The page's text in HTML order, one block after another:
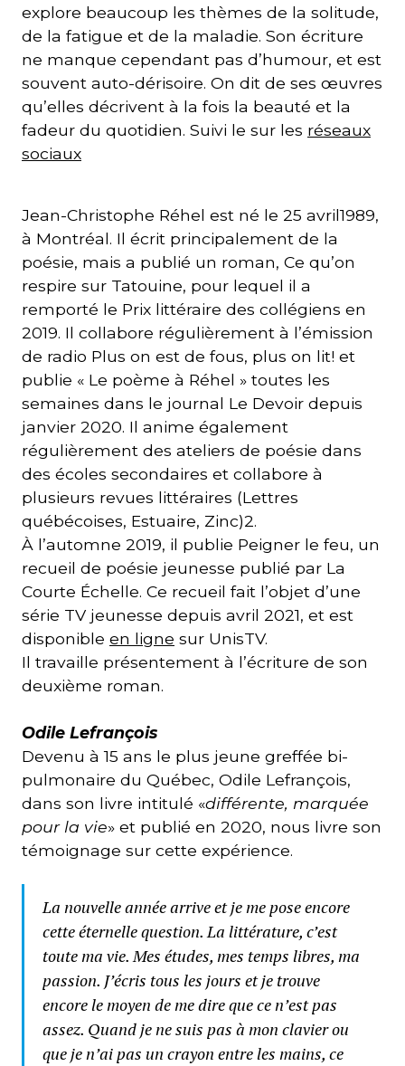
explore beaucoup les thèmes de la solitude,
de la fatigue et de la maladie. Son écriture
ne manque cependant pas d’humour, et est
souvent auto-dérisoire. On dit de ses œuvres
qu’elles décrivent à la fois la beauté et la
fadeur du quotidien. Suivi le sur les réseaux
sociaux
Jean-Christophe Réhel est né le 25 avril1989,
à Montréal. Il écrit principalement de la
poésie, mais a publié un roman, Ce qu’on
respire sur Tatouine, pour lequel il a
remporté le Prix littéraire des collégiens en
2019. Il collabore régulièrement à l’émission
de radio Plus on est de fous, plus on lit! et
publie « Le poème à Réhel » toutes les
semaines dans le journal Le Devoir depuis
janvier 2020. Il anime également
régulièrement des ateliers de poésie dans
des écoles secondaires et collabore à
plusieurs revues littéraires (Lettres
québécoises, Estuaire, Zinc)2.
À l’automne 2019, il publie Peigner le feu, un
recueil de poésie jeunesse publié par La
Courte Échelle. Ce recueil fait l’objet d’une
série TV jeunesse depuis avril 2021, et est
disponible en ligne sur UnisTV.
Il travaille présentement à l’écriture de son
deuxième roman.
Odile Lefrançois
Devenu à 15 ans le plus jeune greffée bi-
pulmonaire du Québec, Odile Lefrançois,
dans son livre intitulé «différente, marquée
pour la vie» et publié en 2020, nous livre son
témoignage sur cette expérience.
La nouvelle année arrive et je me pose encore
cette éternelle question. La littérature, c’est
toute ma vie. Mes études, mes temps libres, ma
passion. J’écris tous les jours et je trouve
encore le moyen de me dire que ce n’est pas
assez. Quand je ne suis pas à mon clavier ou
que je n’ai pas un crayon entre les mains, ce